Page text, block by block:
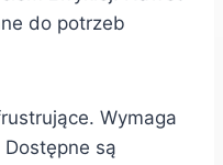
do potrzeb
Wymaga
są